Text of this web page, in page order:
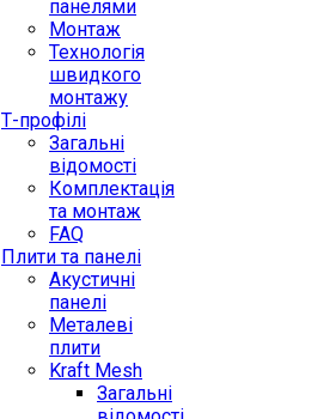
панелями
Монтаж
Технологія
швидкого
монтажу
Т-профілі
Загальні
відомості
Комплектація
та монтаж
FAQ
Плити та панелі
Акустичні
панелі
Металеві
плити
Kraft Mesh
Загальні